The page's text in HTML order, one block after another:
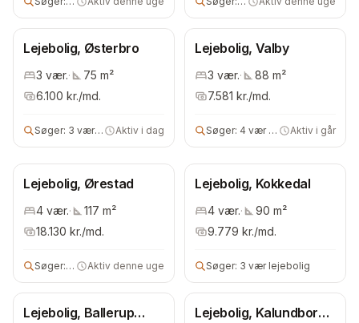
Lejebolig, Østerbro
3 vær.· 75 m²
6.100 kr./md.
Søger: 3 vær lejebolig Aktiv i dag
Lejebolig, Valby
3 vær.· 88 m²
7.581 kr./md.
Søger: 4 vær lejebolig Aktiv i går
Lejebolig, Ørestad
4 vær.· 117 m²
18.130 kr./md.
Søger:3 vær lejebolig
Aktiv denne uge
Lejebolig, Kokkedal
4 vær.· 90 m²
9.779 kr./md.
Søger: 3 vær lejebolig
Lejebolig, Ballerup
Lejebolig, Kalundborg